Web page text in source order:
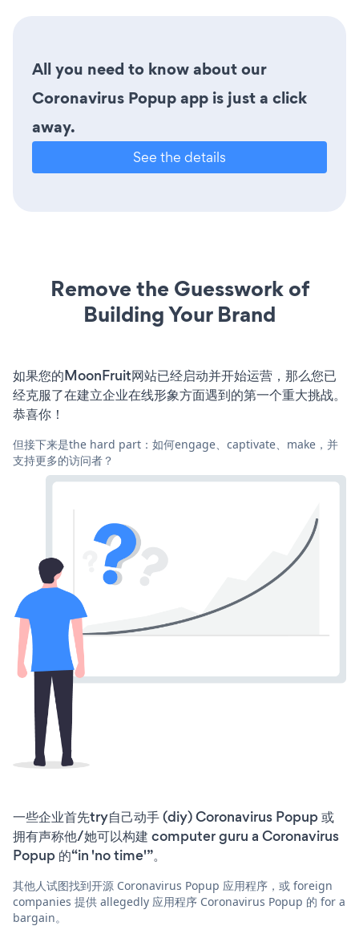
All you need to know about our
Coronavirus Popup app is just a click
away.
See the details
Remove the Guesswork of
Building Your Brand
如果您的MoonFruit网站已经启动并开始运营，那么您已
经克服了在建立企业在线形象方面遇到的第一个重大挑战。
恭喜你！
但接下来是the hard part：如何engage、captivate、make，并
支持更多的访问者？
一些企业首先try自己动手 (diy) Coronavirus Popup 或
拥有声称他/她可以构建 computer guru a Coronavirus
Popup 的“in 'no time'”。
其他人试图找到开源 Coronavirus Popup 应用程序，或 foreign
companies 提供 allegedly 应用程序 Coronavirus Popup 的 for a
bargain。